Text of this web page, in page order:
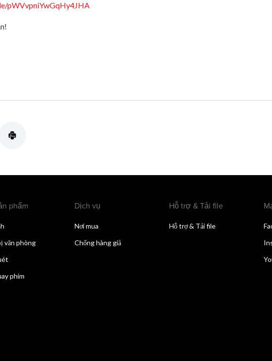
pWVvpniYwGqHy4JHA
phẩm
văn phòng
phim
Dịch vụ
Nơi mua
Chống hàng giả
Hỗ trợ & Tải file
Hỗ trợ & Tải file